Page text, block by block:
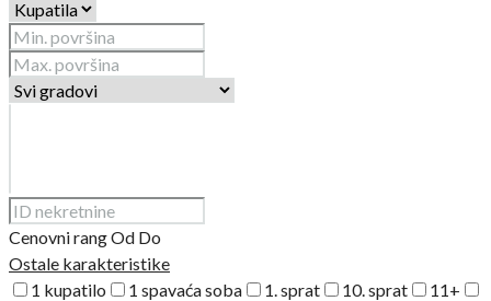
Cenovni rangOd Do
Ostale karakteristike
1 kupatilo
1 spavaća soba 1. sprat 10. sprat
11+